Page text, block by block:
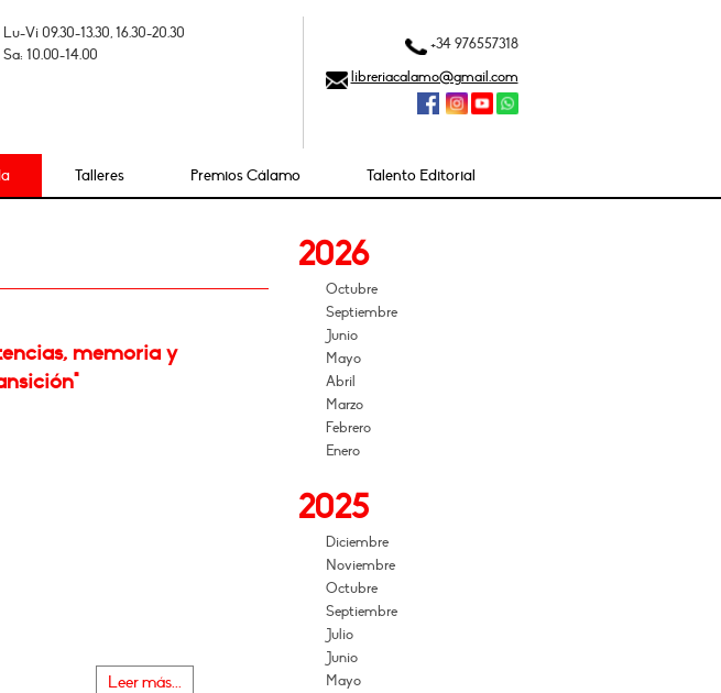
Lu-Vi 09.30-13.30, 16.30-20.30
Sa: 10.00-14.00
+34 976557318
libreriacalamo@gmail.com
Talleres Premios Cálamo Talento Editorial
memoria y
Leer más...
2026
Octubre
Septiembre
Junio
Mayo
Abril
Marzo
Febrero
Enero
2025
Diciembre
Noviembre
Octubre
Septiembre
Julio
Junio
Mayo